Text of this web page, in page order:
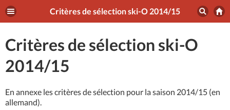
Critères de sélection ski-O 2014/15
Critères de sélection ski-O
2014/15
En annexe les critères de sélection pour la saison 2014/15 (en
allemand).